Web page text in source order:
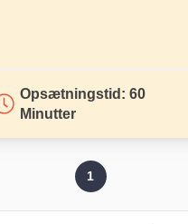
Opsætningstid: 60
Minutter
1